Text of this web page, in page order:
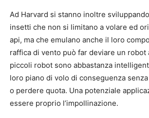
Ad Harvard si stanno inoltre
insetti che non si limitano a volare ed
api, ma che emulano anche il loro
raffica di vento può far deviare un robot
piccoli robot sono abbastanza
loro piano di volo di conseguenza
o perdere quota. Una potenziale
essere proprio l’impollinazione.